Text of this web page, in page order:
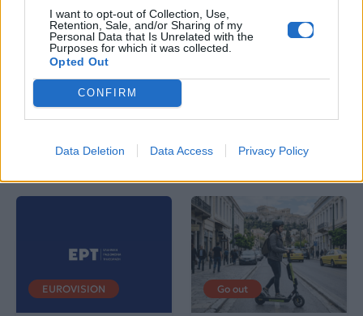
I want to opt-out of Collection, Use,
Retention, Sale, and/or Sharing of my
Personal Data that Is Unrelated with the
Purposes for which it was collected.
Opted Out
CONFIRM
Data Deletion Data Access Privacy Policy
Life
Πού να μην
Αττική: Οι 29
ακατάλληλες παραλίες
25.06.2026
Life
AKTOR4TheFuture
04.06.2026
EUROVISION Go out